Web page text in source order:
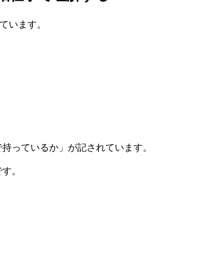
います。
っているか」が記されています。
。